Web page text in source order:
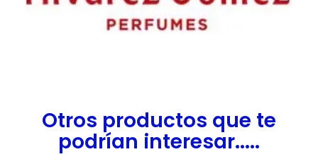
Otros productos que te
podrían interesar.....